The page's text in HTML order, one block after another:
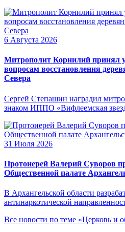
6 Августа 2026
Митрополит Корнилий принял
вопросам восстановления
Севера
Сергей Степашин наградил
знаком ИППО «Вифлеемская
31 Июля 2026
Протоиерей Валерий Суворов
Общественной палате
В Архангельской области
антинаркотической
Все новости по теме «Церковь и